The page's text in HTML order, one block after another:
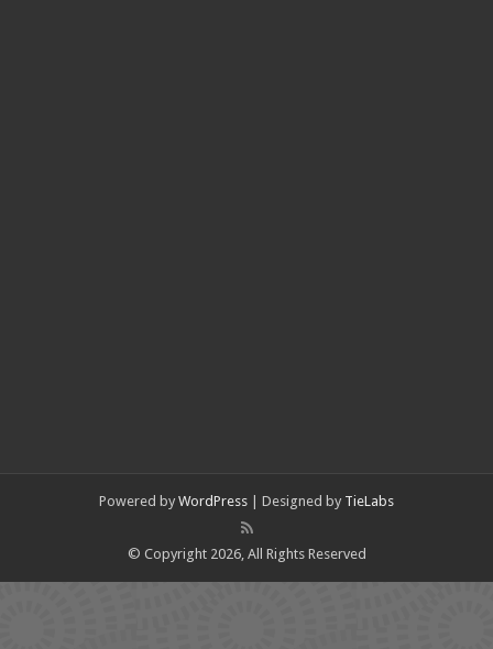
Powered by WordPress | Designed by TieLabs
© Copyright 2026, All Rights Reserved